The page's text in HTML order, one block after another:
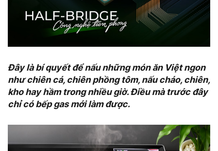
Đây là bí quyết để nấu những món ăn Việt ngon
như chiên cá, chiên phồng tôm, nấu cháo, chiên,
kho hay hầm trong nhiều giờ. Điều mà trước đây
chỉ có bếp gas mới làm được.